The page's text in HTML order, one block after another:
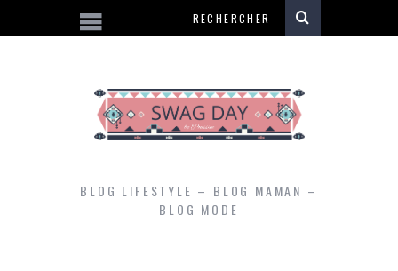
BLOG LIFESTYLE – BLOG MAMAN –
BLOG MODE